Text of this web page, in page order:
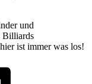
und
Billiards
ist immer was los!